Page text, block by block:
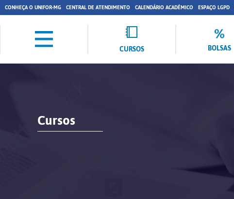
CONHEÇA O UNIFOR-MG CENTRAL DE ATENDIMENTO CALENDÁRIO ACADÊMICO ESPAÇO LGPD
CURSOS BOLSAS
Cursos